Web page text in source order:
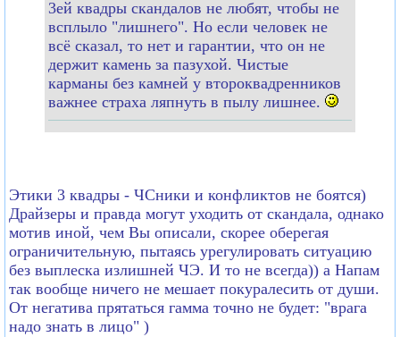
3ей квадры скандалов не любят, чтобы не
всплыло "лишнего". Но если человек не
всё сказал, то нет и гарантии, что он не
держит камень за пазухой. Чистые
карманы без камней у второквадренников
важнее страха ляпнуть в пылу лишнее.
Этики 3 квадры - ЧСники и конфликтов не боятся)
Драйзеры и правда могут уходить от скандала, однако
мотив иной, чем Вы описали, скорее оберегая
ограничительную, пытаясь урегулировать ситуацию
без выплеска излишней ЧЭ. И то не всегда)) а Напам
так вообще ничего не мешает покуралесить от души.
От негатива прятаться гамма точно не будет: "врага
надо знать в лицо" )